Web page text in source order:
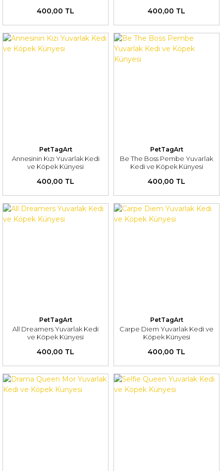
400,00 TL 400,00 TL
PetTagArt
Annesinin Kızı Yuvarlak Kedi
ve Köpek Künyesi
400,00 TL
PetTagArt
Be The Boss Pembe Yuvarlak
Kedi ve Köpek Künyesi
400,00 TL
PetTagArt
All Dreamers Yuvarlak Kedi
ve Köpek Künyesi
400,00 TL
PetTagArt
Carpe Diem Yuvarlak Kedi ve
Köpek Künyesi
400,00 TL